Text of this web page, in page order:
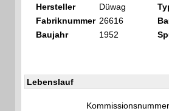
Hersteller Düwag
Fabriknummer 26616
Baujahr
1952
Lebenslauf